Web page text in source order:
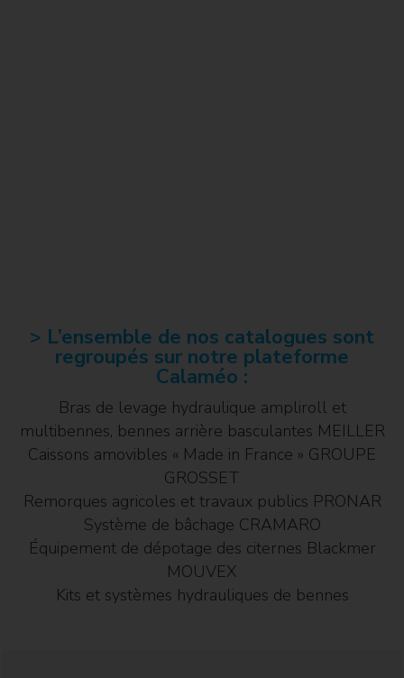
> L’ensemble de nos catalogues sont
regroupés sur notre plateforme
Calaméo :
Bras de levage hydraulique ampliroll et
multibennes, bennes arrière basculantes MEILLER
Caissons amovibles « Made in France » GROUPE
GROSSET
Remorques agricoles et travaux publics PRONAR
Système de bâchage CRAMARO
Équipement de dépotage des citernes Blackmer
MOUVEX
Kits et systèmes hydrauliques de bennes